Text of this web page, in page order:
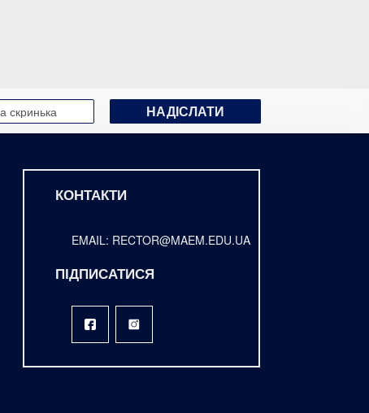
КОНТАКТИ
EMAIL: RECTOR@MAEM.EDU.UA
ПІДПИСАТИСЯ